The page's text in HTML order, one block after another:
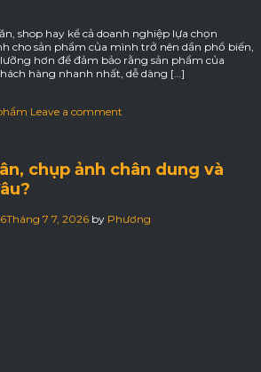
shop hay kể cả doanh nghiệp lựa chọn
cho sản phẩm của mình trở nên dần phổ biến,
hơn để đảm bảo rằng sản phẩm của
hàng nhanh nhất, dễ dàng […]
Leave a comment
chụp ảnh chân dung và
Tháng 7 7, 2026 by Phương